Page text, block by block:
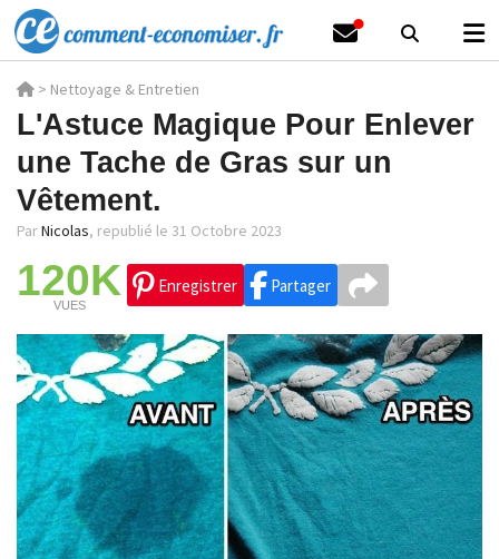
> Nettoyage & Entretien
L'Astuce Magique Pour Enlever
une Tache de Gras sur un
Vêtement.
ParNicolas, republié le 31 Octobre 2023
120K
VUES
Enregistrer Partager